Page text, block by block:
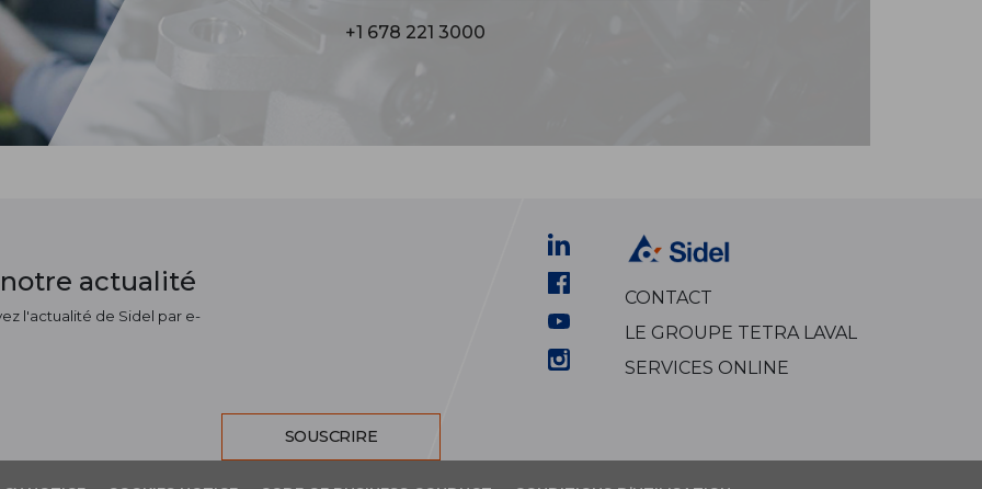
+1 678 221 3000
actualité
l'actualité de Sidel par e-
SOUSCRIRE
CONTACT
LE GROUPE TETRA LAVAL
SERVICES ONLINE